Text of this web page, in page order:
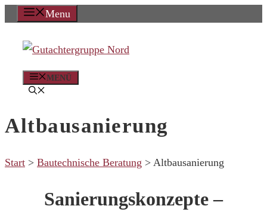
Zum
springen
Menu
MENÜ
Altbausanierung
Start > Bautechnische Beratung > Altbausanierung
Sanierungskonzepte –